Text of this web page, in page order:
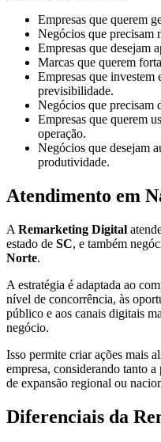
Empresas que querem
Negócios que precisam
Empresas que desejam
Marcas que querem
Empresas que investem
previsibilidade.
Negócios que precisam
Empresas que querem
operação.
Negócios que desejam
produtividade.
Atendimento em
A Remarketing Digital
estado de SC, e também
Norte.
A estratégia é adaptada ao
nível de concorrência, às
público e aos canais digitais
negócio.
Isso permite criar ações mais
empresa, considerando tanto
de expansão regional ou
Diferenciais da